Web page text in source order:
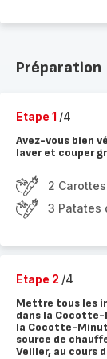
Préparation
Etape 1 /4
Avez-vous bien
laver et couper
2
3 Patates
Etape 2 /4
Mettre tous les
dans la Cocotte-
la Cocotte-
source de
Veiller, au cours